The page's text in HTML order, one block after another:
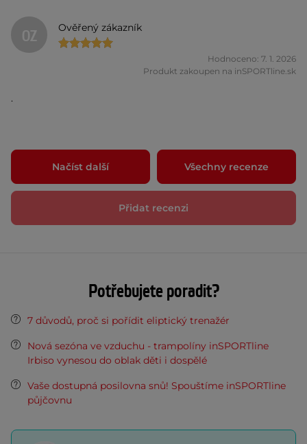
OZ Ověřený zákazník
Hodnoceno: 7. 1. 2026
Produkt zakoupen na inSPORTline.sk
.
Načíst další Všechny recenze
Přidat recenzi
Potřebujete poradit?
7 důvodů, proč si pořídit eliptický trenažér
Nová sezóna ve vzduchu - trampolíny inSPORTline
Irbiso vynesou do oblak děti i dospělé
Vaše dostupná posilovna snů! Spouštíme inSPORTline
půjčovnu